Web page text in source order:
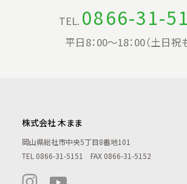
TEL. 0866-31-
平日8：00〜18：00（土日祝
株式会社 木まま
岡山県総社市中央5丁目8番地101
TEL 0866-31-5151 FAX 0866-31-5152